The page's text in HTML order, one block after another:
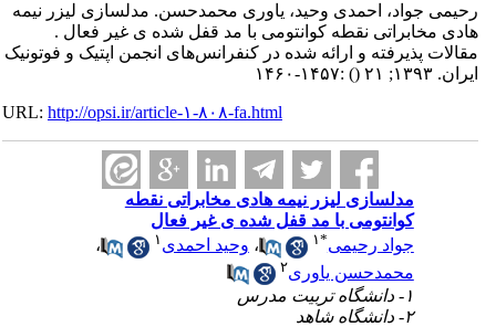
رحیمی جواد، احمدی وحید، یاوری محمدحسن. مدلسازی لیزر نیمه
هادی مخابراتی نقطه کوانتومی با مد قفل شده ی غیر فعال .
مقالات پذیرفته و ارائه شده در کنفرانس‌های انجمن اپتیک و فوتونیک
ایران. ۱۳۹۳; ۲۱
() :۱۴۵۷-۱۴۶۰
URL:http://opsi.ir/article-۱-۸۰۸-fa.html
مدلسازی لیزر نیمه هادی مخابراتی نقطه
کوانتومی با مد قفل شده ی غیر فعال
جواد رحیمی
۱ ،وحید احمدی۱
،
محمدحسن یاوری